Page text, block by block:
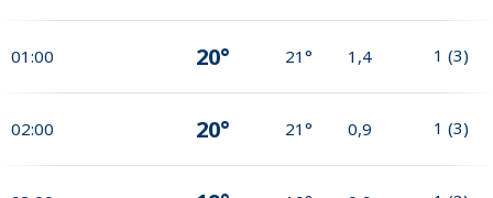
01:00 20° 21° 1,4 1 (3)
02:00 20° 21° 0,9 1 (3)